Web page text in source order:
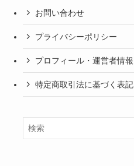
お問い合わせ
プライバシーポリシー
プロフィール・運営者情報
特定商取引法に基づく表記